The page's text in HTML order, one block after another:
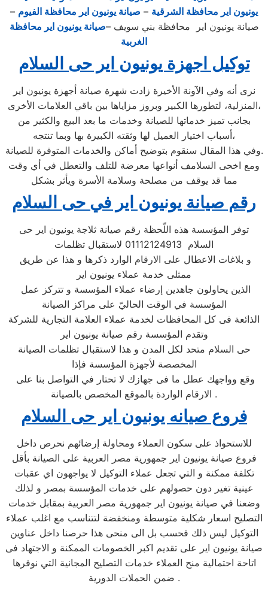
يونيون اير محافظة الشرقية – صيانة يونيون اير محافظة الفيوم –
صيانة يونيون اير محافظة بني سويف –صيانة يونيون اير محافظة
الغربية
توكيل اجهزة يونيون اير حى السلام
نرى أنه وفي الآونة الأخيرة زادت شهرة صيانة أجهزة يونيون اير
المنزلية، لتطورها الكبير وبروز مزاياها بين باقي العلامات الأخرى،
بجانب تميز خدماتها للصيانة وخدمات ما بعد البيع والكثير من
أسباب اختيار العميل لها وثقته الكبيرة بها وبما تنتجه،
وفي هذا المقال سنقوم بتوضيح أماكن والخدمات المتوفرة للصيانة.
ومع اخحى السلامف أنواعها معرضة للتلف والتعطل في أي وقت
مما قد يوقف من مصلحة وسلامة الأسرة ويأثر بشكل
رقم صيانة يونيون اير في حى السلام
توفر المؤسسة هذه اللّحظة رقم صيانة ثلاجة يونيون اير حى
السلام 01112124913 لاستقبال تظلمات
ممثلى خدمة عملاء يونيون اير
المؤسسة في الوقت الحاليّ على مراكز الصيانة
الذائعة فى كل المحافظات لخدمة عملاء العلامة التجارية للشركة
وتقدم المؤسسة رقم صيانة يونيون اير
حى السلام متحد لكل المدن و هذا لاستقبال تظلمات الصيانة
المخصصة لأجهزة المؤسسة فإذا
الارقام الواردة بالموقع المخصص بالصيانة .
فروع صيانه يونيون اير حى السلام
للاستحواذ على سكون العملاء ومحاولة إرضائهم نحرص داخل
فروع صيانة يونيون اير جمهورية مصر العربية على الصيانة بأقل
تكلفة ممكنة و التي تجعل عملاء التوكيل لا يواجهون اي عقبات
عينية تغير دون حصولهم على خدمات المؤسسة بمصر و لذلك
وضعنا في صيانة يونيون اير جمهورية مصر العربية بمقابل خدمات
التصليح اسعار شكلية متوسطة ومنخفضة لتتناسب مع اغلب عملاء
التوكيل ليس ذلك فحسب بل الى منحى هذا حرصنا داخل عناوين
صيانة يونيون اير على تقديم اكبر الخصومات الممكنة و الاجتهاد فى
اتاحة احتمالية منح العملاء خدمات التصليح المجانية التي نوفرها
ضمن الحملات الدورية .